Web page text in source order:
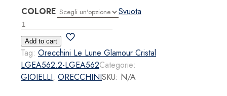
COLORE
Svuota
Orecchini
Le
Lune
Glamour
Cristal
quantità
Add to cart
Tag: Orecchini Le Lune Glamour Cristal
LGEA562.2-LGEA562Categorie:
GIOIELLI, ORECCHINISKU: N/A